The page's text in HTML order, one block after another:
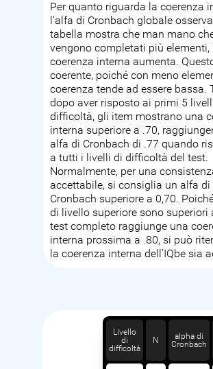
Per quanto riguarda la coerenza
l'alfa di Cronbach globale
tabella mostra che man mano
vengono completati più elementi,
coerenza interna aumenta.
coerente, poiché con meno
coerenza tende ad essere bassa.
dopo aver risposto ai primi 5
difficoltà, gli item mostrano una
interna superiore a .70,
alfa di Cronbach di .77 quando
a tutti i livelli di difficoltà del test.
Normalmente, per una
accettabile, si consiglia un alfa di
Cronbach superiore a 0,70.
di livello superiore sono superiori
test completo raggiunge una
interna prossima a .80, si può
la coerenza interna dell’IQbe sia
Livello
di
difficoltà
N
alpha di
Cronbach